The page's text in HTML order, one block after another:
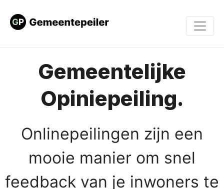
Gemeentelijke
Opiniepeiling.
Onlinepeilingen zijn een
mooie manier om snel
feedback van je inwoners te